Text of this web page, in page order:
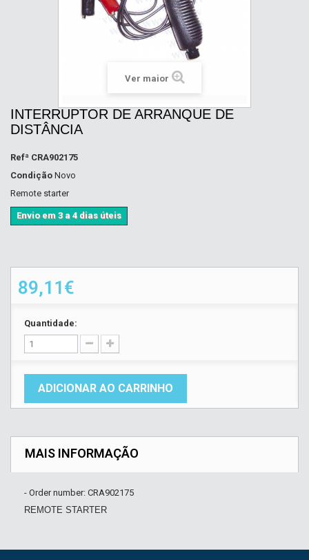
Ver maior
INTERRUPTOR DE ARRANQUE DE
DISTÂNCIA
Refª CRA902175
Condição Novo
Remote starter
Envio em 3 a 4 dias úteis
89,11€
Quantidade:
ADICIONAR AO CARRINHO
MAIS INFORMAÇÃO
- Order number: CRA902175
REMOTE STARTER